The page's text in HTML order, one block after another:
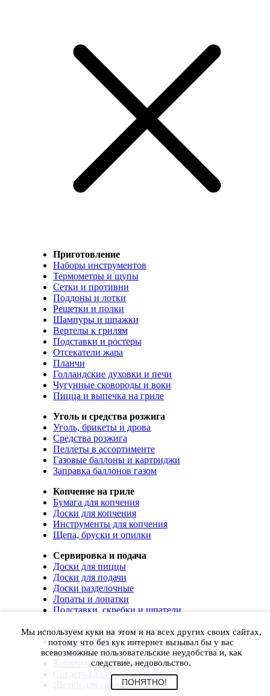
Приготовление
Наборы инструментов
Термометры и щупы
Сетки и противни
Поддоны и лотки
Решетки и полки
Шампуры и шпажки
Вертелы к грилям
Подставки и ростеры
Отсекатели жара
Планчи
Голландские духовки и печи
Чугунные сковороды и воки
Пицца и выпечка на гриле
Уголь и средства розжига
Уголь, брикеты и дрова
Средства розжига
Пеллеты в ассортименте
Газовые баллоны и картриджи
Заправка баллонов газом
Копчение на гриле
Бумага для копчения
Доски для копчения
Инструменты для копчения
Щепа, бруски и опилки
Сервировка и подача
Доски для пиццы
Доски для подачи
Доски разделочные
Лопаты и лопатки
Подставки, скребки и шпатели
Чистка, уход и хранение
Чехлы и сумки
Коврики для гриля
Корючки для инструментов
Средства для ухода и чистки
Щетки для гриля
Мы используем куки на этом и на всех других своих сайтах,
потому что без кук интернет вызывал бы у вас
всевозможные пользовательские неудобства и, как
следствие, недовольство.
ПОНЯТНО!